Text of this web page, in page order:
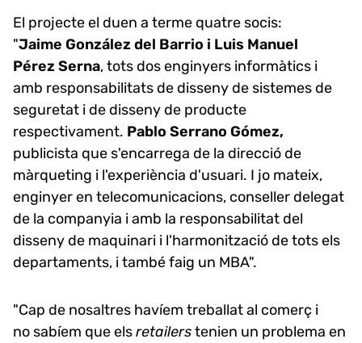
El projecte el duen a terme quatre socis:
"Jaime González del Barrio i Luis Manuel
Pérez Serna, tots dos enginyers informàtics i
amb responsabilitats de disseny de sistemes de
seguretat i de disseny de producte
respectivament. Pablo Serrano Gómez,
publicista que s'encarrega de la direcció de
màrqueting i l'experiència d'usuari. I jo mateix,
enginyer en telecomunicacions, conseller delegat
de la companyia i amb la responsabilitat del
disseny de maquinari i l'harmonització de tots els
departaments, i també faig un MBA".
"Cap de nosaltres havíem treballat al comerç i
no sabíem que elsretailerstenien un problema en